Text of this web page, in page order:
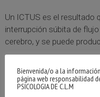
Un ICTUS es el resultado
interrupción súbita de
cerebro, y se puede
1.- ICTUS ISQUÉMICO:
obstruidos por un trombo
cerebro o por un émbolo
Bienvenida/o a la
página web responsabilidad
PSICOLOGIA DE C.L.M